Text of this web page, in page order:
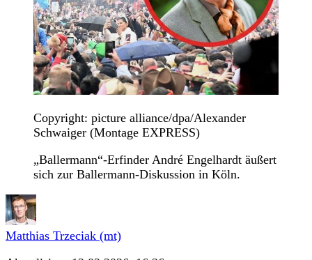
Copyright: picture alliance/dpa/Alexander
Schwaiger (Montage EXPRESS)
„Ballermann“-Erfinder André Engelhardt äußert
sich zur Ballermann-Diskussion in Köln.
Matthias Trzeciak (mt)